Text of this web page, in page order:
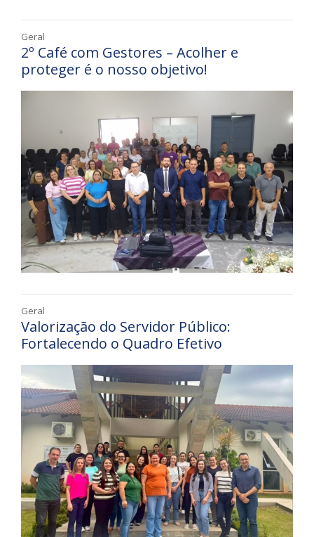
Geral
2º Café com Gestores – Acolher e
proteger é o nosso objetivo!
Geral
Valorização do Servidor Público:
Fortalecendo o Quadro Efetivo